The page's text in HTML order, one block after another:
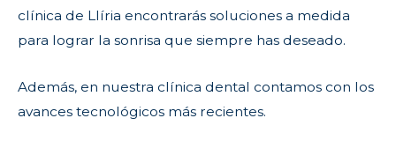
clínica de Llíria encontrarás soluciones a medida
para lograr la sonrisa que siempre has deseado.
Además, en nuestra clínica dental contamos con los
avances tecnológicos más recientes.